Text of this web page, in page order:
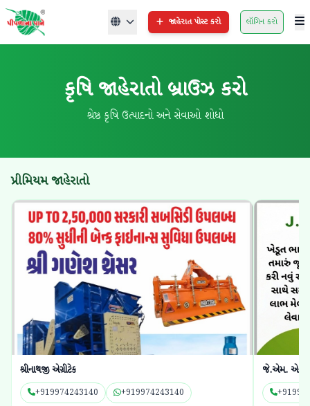
જાહેરાત પોસ્ટ કરો લૉગિન કરો
કૃષિ જાહેરાતો બ્રાઉઝ કરો
શ્રેષ્ઠ કૃષિ ઉત્પાદનો અને સેવાઓ શોધો
પ્રીમિયમ જાહેરાતો
જે.એમ. એન્ટરપ્રાઇઝ
+919913583492 +919913583492
શ્રી કાંધલી